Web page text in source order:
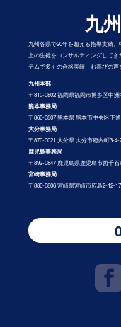
九
九州各県で20年を超える指導実績
上の生徒をコンサルティングして
テムで多くの合格実績、お喜びの声
九州本部
〒810-0802 福岡県福岡市博多区中
熊本事務局
〒860-0807 熊本県 熊本市中央区下
大分事務局
〒870-0021 大分県 大分市府内町3-4-
鹿児島事務局
〒892-0847 鹿児島県鹿児島市西千石
宮崎事務局
〒880-0806 宮崎県宮崎市広島2-12-17